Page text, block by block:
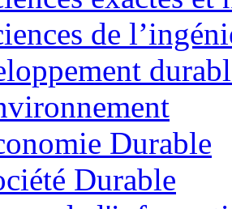
de
Durable
Durable